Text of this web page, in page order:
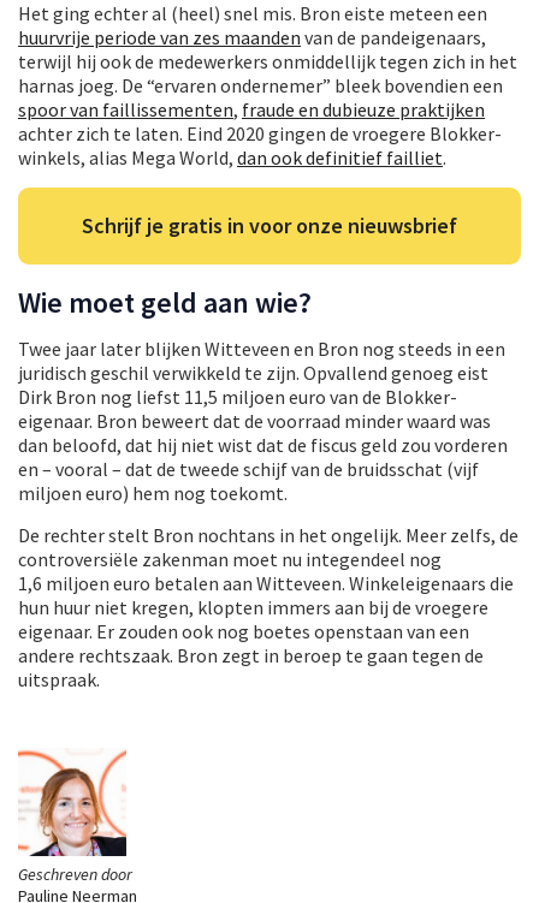
Geschreven door
Pauline Neerman
Het ging echter al (heel) snel mis. Bron eiste meteen een
huurvrije periode van zes maanden van de pandeigenaars,
terwijl hij ook de medewerkers onmiddellijk tegen zich in het
harnas joeg. De “ervaren ondernemer” bleek bovendien een
spoor van faillissementen, fraude en dubieuze praktijken
achter zich te laten. Eind 2020 gingen de vroegere Blokker-
winkels, alias Mega World, dan ook definitief failliet.
Schrijf je gratis in voor onze nieuwsbrief
Wie moet geld aan wie?
Twee jaar later blijken Witteveen en Bron nog steeds in een
juridisch geschil verwikkeld te zijn. Opvallend genoeg eist
Dirk Bron nog liefst 11,5 miljoen euro van de Blokker-
eigenaar. Bron beweert dat de voorraad minder waard was
dan beloofd, dat hij niet wist dat de fiscus geld zou vorderen
en – vooral – dat de tweede schijf van de bruidsschat (vijf
miljoen euro) hem nog toekomt.
De rechter stelt Bron nochtans in het ongelijk. Meer zelfs, de
controversiële zakenman moet nu integendeel nog
1,6 miljoen euro betalen aan Witteveen. Winkeleigenaars die
hun huur niet kregen, klopten immers aan bij de vroegere
eigenaar. Er zouden ook nog boetes openstaan van een
andere rechtszaak. Bron zegt in beroep te gaan tegen de
uitspraak.